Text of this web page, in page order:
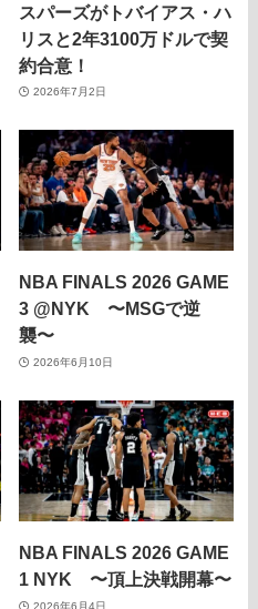
スパーズがトバイアス・ハ
リスと2年3100万ドルで契
約合意！
2026年7月2日
NBA FINALS 2026 GAME
3 @NYK 〜MSGで逆
襲〜
2026年6月10日
NBA FINALS 2026 GAME
1 NYK 〜頂上決戦開幕〜
2026年6月4日